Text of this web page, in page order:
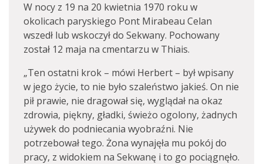
W nocy z 19 na 20 kwietnia 1970 roku w
okolicach paryskiego Pont Mirabeau Celan
wszedł lub wskoczył do Sekwany. Pochowany
został 12 maja na cmentarzu w Thiais.
„Ten ostatni krok – mówi Herbert – był wpisany
w jego życie, to nie było szaleństwo jakieś. On nie
pił prawie, nie dragował się, wyglądał na okaz
zdrowia, piękny, gładki, świeżo ogolony, żadnych
używek do podniecania wyobraźni. Nie
potrzebował tego. Żona wynajęła mu pokój do
pracy, z widokiem na Sekwanę i to go pociągnęło.